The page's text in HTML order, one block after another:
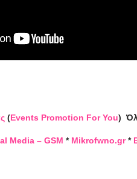
(Events Promotion For You)
Media – GSM * Mikrofwno.gr*